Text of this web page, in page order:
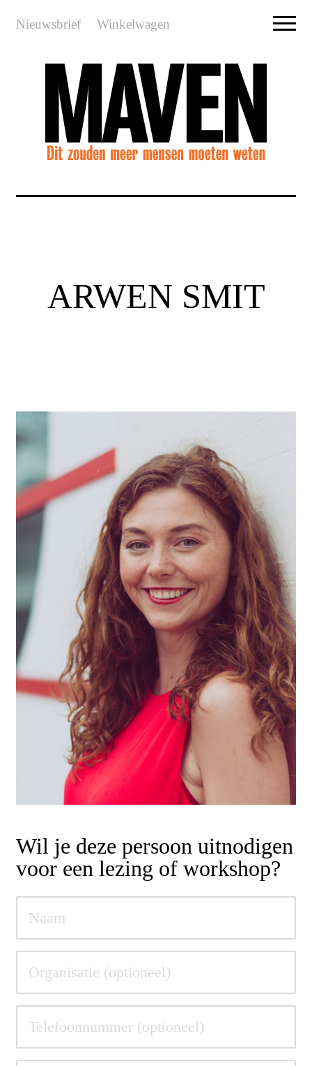
Nieuwsbrief Winkelwagen
ARWEN SMIT
Wil je deze persoon uitnodigen
voor een lezing of workshop?